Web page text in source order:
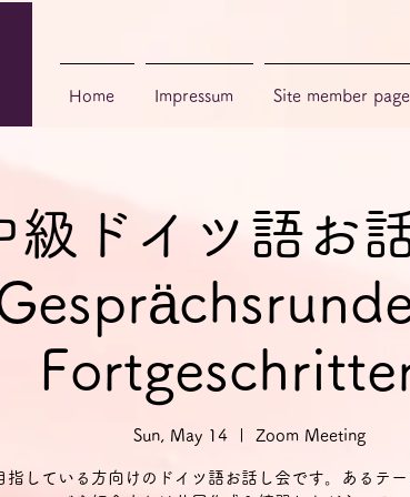
級ドイツ語お
Sun, May 14
  |
Zoom Meeting
指している方向けのドイツ語お話し会です。あるテ
Home Impressum Site member page